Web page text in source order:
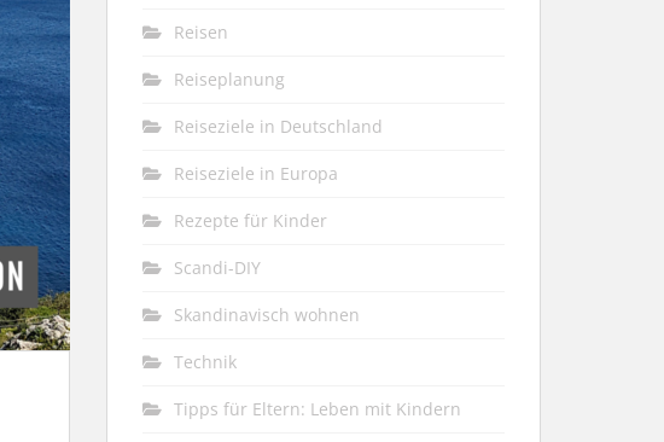
Reisen
Reiseplanung
Reiseziele in Deutschland
Reiseziele in Europa
Rezepte für Kinder
Scandi-DIY
Skandinavisch wohnen
Technik
Tipps für Eltern: Leben mit Kindern